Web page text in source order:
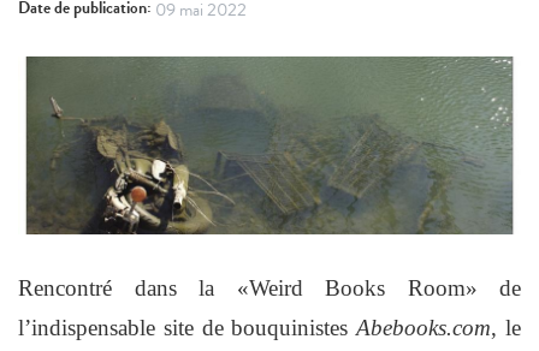
Date de publication: 09 mai 2022
Rencontré dans la «Weird Books Room» de
l’indispensable site de bouquinistesAbebooks.com, le